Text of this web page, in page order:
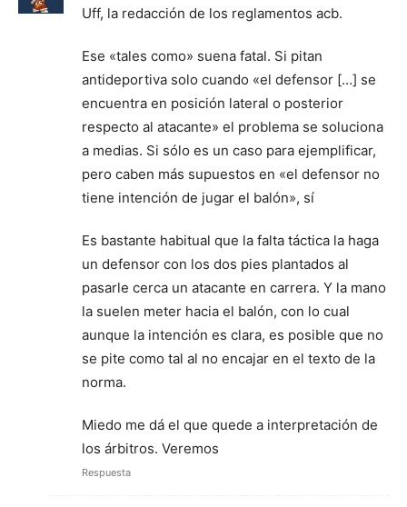
Uff, la redacción de los reglamentos acb.
Ese «tales como» suena fatal. Si pitan
antideportiva solo cuando «el defensor […] se
encuentra en posición lateral o posterior
respecto al atacante» el problema se soluciona
a medias. Si sólo es un caso para ejemplificar,
pero caben más supuestos en «el defensor no
tiene intención de jugar el balón», sí
Es bastante habitual que la falta táctica la haga
un defensor con los dos pies plantados al
pasarle cerca un atacante en carrera. Y la mano
la suelen meter hacia el balón, con lo cual
aunque la intención es clara, es posible que no
se pite como tal al no encajar en el texto de la
norma.
Miedo me dá el que quede a interpretación de
los árbitros. Veremos
Respuesta